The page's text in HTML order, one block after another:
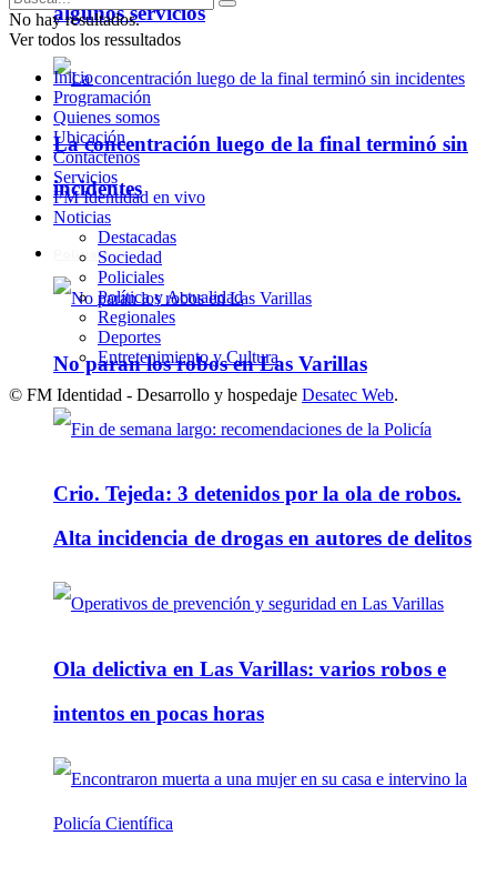
algunos servicios
La concentración luego de la final terminó sin
incidentes
Policiales
No paran los robos en Las Varillas
Crio. Tejeda: 3 detenidos por la ola de robos.
Alta incidencia de drogas en autores de delitos
Ola delictiva en Las Varillas: varios robos e
intentos en pocas horas
No hay resultados.
Ver todos los ressultados
Inicio
Programación
Quienes somos
Ubicación
Contáctenos
Servicios
FM Identidad en vivo
Noticias
Destacadas
Sociedad
Policiales
Política y Actualidad
Regionales
Deportes
Entretenimiento y Cultura
© FM Identidad - Desarrollo y hospedaje Desatec Web.